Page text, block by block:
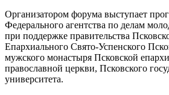
Организатором форума выступает
Федерального агентства по делам
при поддержке правительства
Епархиального Свято-Успенского
мужского монастыря Псковской
православной церкви, Псковского
университета.